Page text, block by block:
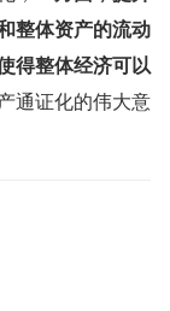
整体资产的流动
得整体经济可以
通证化的伟大意